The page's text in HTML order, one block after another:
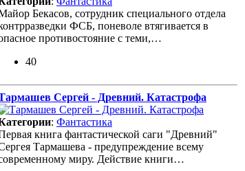
Бекасов, сотрудник специального отдела
ФСБ, поневоле втягивается в
противостояние с теми,…
40
Сергей - Древний. Катастрофа
: Фантастика
книга фантастической саги "Древний"
Тармашева - предупреждение всему
миру. Действие книги…